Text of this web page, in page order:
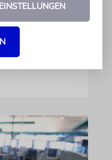
enge
Insel und sein
Erbe geehrt
EINSTELLUNGEN